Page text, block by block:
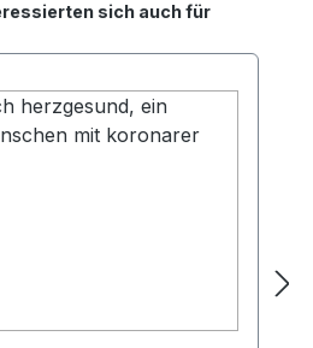
sich auch für